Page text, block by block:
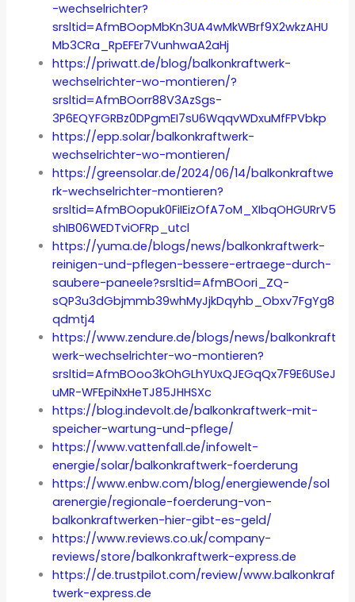
-wechselrichter?
srsltid=AfmBOopMbKn3UA4wMkWBrf9X2wkzAHU
Mb3CRa_RpEFEr7VunhwaA2aHj
https://priwatt.de/blog/balkonkraftwerk-
wechselrichter-wo-montieren/?
srsltid=AfmBOorr88V3AzSgs-
3P6EQYFGRBz0DPgmEI7sU6WqqvWDxuMfFPVbkp
https://epp.solar/balkonkraftwerk-
wechselrichter-wo-montieren/
https://greensolar.de/2024/06/14/balkonkraftwe
rk-wechselrichter-montieren?
srsltid=AfmBOopuk0FiIEizOfA7oM_XIbqOHGURrV5
shIB06WEDTviOFRp_utcl
https://yuma.de/blogs/news/balkonkraftwerk-
reinigen-und-pflegen-bessere-ertraege-durch-
saubere-paneele?srsltid=AfmBOori_ZQ-
sQP3u3dGbjmmb39whMyJjkDqyhb_Obxv7FgYg8
qdmtj4
https://www.zendure.de/blogs/news/balkonkraft
werk-wechselrichter-wo-montieren?
srsltid=AfmBOoo3kOhGLhYUxQJEGqQx7F9E6USeJ
uMR-WFEpiNxHeTJ85JHHSXc
https://blog.indevolt.de/balkonkraftwerk-mit-
speicher-wartung-und-pflege/
https://www.vattenfall.de/infowelt-
energie/solar/balkonkraftwerk-foerderung
https://www.enbw.com/blog/energiewende/sol
arenergie/regionale-foerderung-von-
balkonkraftwerken-hier-gibt-es-geld/
https://www.reviews.co.uk/company-
reviews/store/balkonkraftwerk-express.de
https://de.trustpilot.com/review/www.balkonkraf
twerk-express.de